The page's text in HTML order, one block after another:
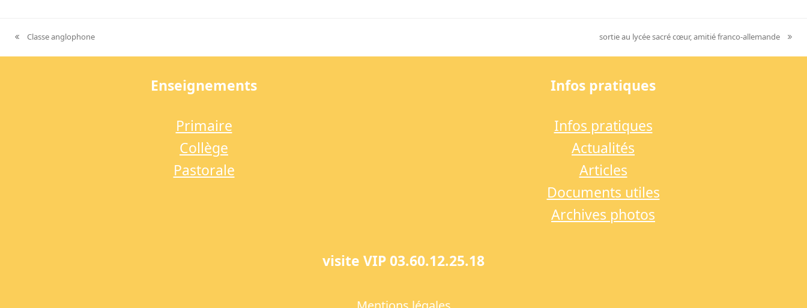
previous
post:
Classe anglophone
next
post:
sortie au lycée sacré cœur, amitié franco-allemande
Enseignements
Primaire
Collège
Pastorale
Infos pratiques
Infos pratiques
Actualités
Articles
Documents utiles
Archives photos
visite VIP 03.60.12.25.18